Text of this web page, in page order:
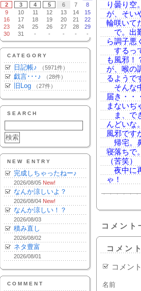
2
3 4 5 6 7
8
9
10 11 12 13 14
15
16
17 18 19 20 21
22
23
24 25 26 27 28
29
30
31 - - - - -
CATEGORY
日記帳♪ （5971件）
戯言･･･♪ （28件）
旧Log （27件）
SEARCH
NEW ENTRY
完成しちゃったねー♪
2026/08/05 New!
なんか涼しいよ？
2026/08/04 New!
なんか涼しい！？
2026/08/03
積み直し
2026/08/02
ネタ豊富
2026/08/01
COMMENT
り曇り空
が、そい
輪咲いて
で。出
ら調子悪
するっ
も風邪！
が、喉の
るようで
そんな
届き・・
まないぢ
ま、で
んどいな
風邪です
帰宅。
寝落ちで
（苦笑）
夜中に
ゃ！
コメント
コメン
コメン
名前